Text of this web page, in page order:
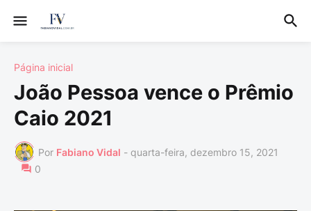
Página inicial
João Pessoa vence o Prêmio
Caio 2021
Por Fabiano Vidal - quarta-feira, dezembro 15, 2021
0